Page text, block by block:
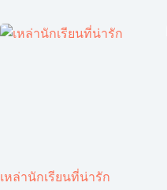
เหล่านักเรียนที่น่ารัก